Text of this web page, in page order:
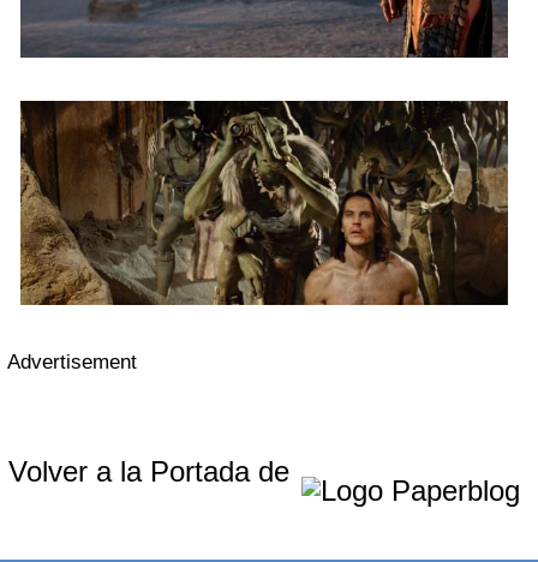
Advertisement
Volver a la Portada de